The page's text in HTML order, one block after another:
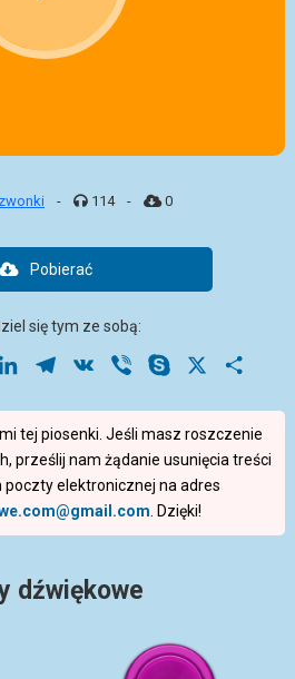
- 114 - 0
Pobierać
się tym ze sobą:
LinkedInTelegram
VK Viber Skype
tej piosenki. Jeśli masz roszczenie
prześlij nam żądanie usunięcia treści
elektronicznej na adres
. Dzięki!
dźwiękowe